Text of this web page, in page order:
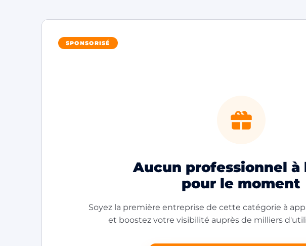
SPONSORISÉ
Aucun professionnel à
pour le moment
Soyez la première entreprise de cette catégorie à
et boostez votre visibilité auprès de milliers